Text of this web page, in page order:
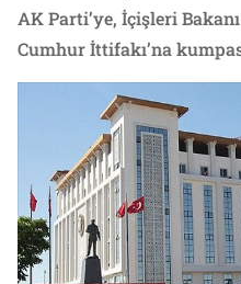
AK Parti’ye, İçişleri
Cumhur İttifakı’na